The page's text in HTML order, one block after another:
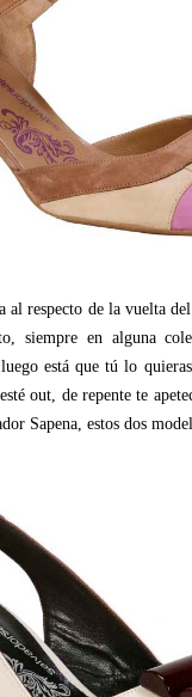
al respecto de la vuelta
siempre en alguna
está que tú lo
out, de repente te
Sapena, estos dos